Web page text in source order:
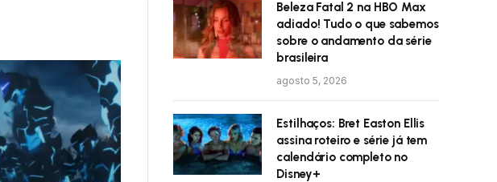
Beleza Fatal 2 na HBO Max
adiado! Tudo o que sabemos
sobre o andamento da série
brasileira
agosto 5, 2026
Estilhaços: Bret Easton Ellis
assina roteiro e série já tem
calendário completo no
Disney+